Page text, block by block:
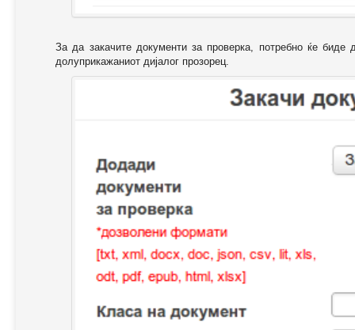
За да закачите документи за проверка, потребно ќе биде
долуприкажаниот дијалог прозорец.